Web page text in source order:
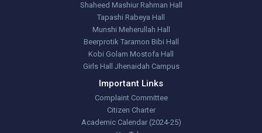
Shaheed Mashiur Rahman Hall
Tapashi Rabeya Hall
Munshi Meherullah Hall
Beerprotik Taramon Bibi Hall
Kobi Golam Mostofa Hall
Girls Hall Jhenaidah Campus
Important Links
Complaint Committee
Citizen Charter
Academic Calendar (2024-25)